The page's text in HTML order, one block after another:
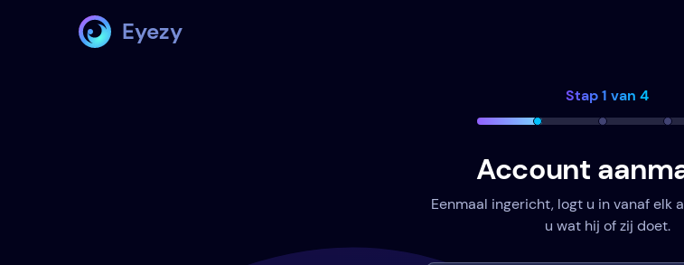
Eyezy
Stap 1 van 4
Account
Eenmaal ingericht, logt u in vanaf elk
u wat hij of zij doet.